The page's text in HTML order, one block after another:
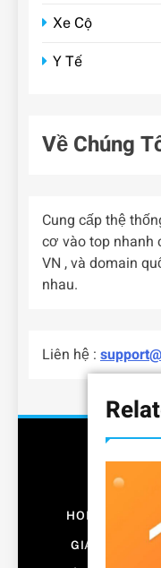
Xe Cộ
Y Tế
Về Chúng
Cung cấp thệ
cơ vào top nhanh
VN , và domain
nhau.
Liên hệ :
HOME
GIÁO DỤC